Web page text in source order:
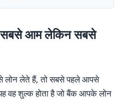
आम लेकिन सबसे
लोन लेते हैं, तो सबसे पहले आपसे
वह शुल्क होता है जो बैंक आपके लोन